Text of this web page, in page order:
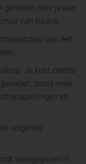
genieten door je aan
van Badoo.
van één
Je kunt credits
zoals meer
en
volgende
weergegeven in